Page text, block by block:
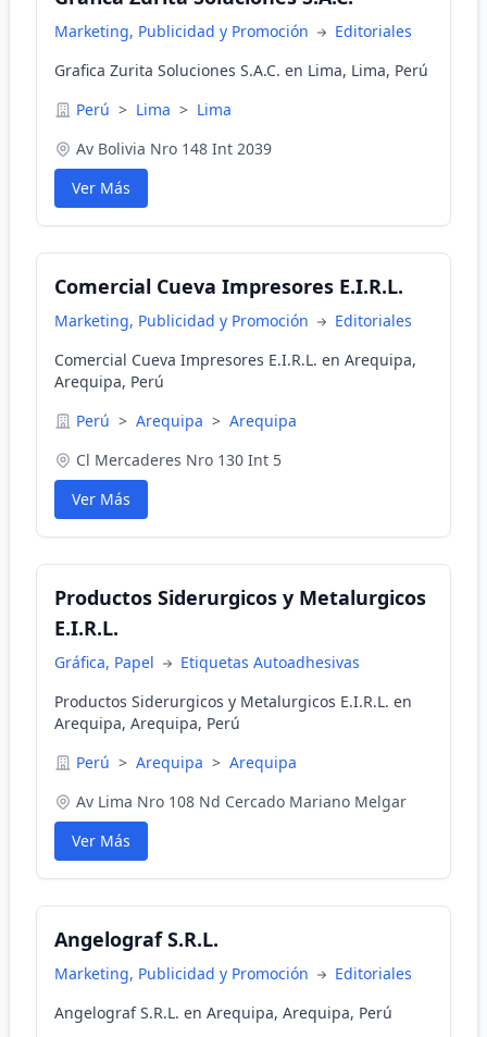
Marketing, Publicidad y Promoción
Editoriales
Grafica Zurita Soluciones S.A.C. en Lima, Lima, Perú
Perú > Lima > Lima
Av Bolivia Nro 148 Int 2039
Ver Más
Comercial Cueva Impresores E.I.R.L.
Marketing, Publicidad y Promoción
Editoriales
Comercial Cueva Impresores E.I.R.L. en Arequipa,
Arequipa, Perú
Perú > Arequipa > Arequipa
Cl Mercaderes Nro 130 Int 5
Ver Más
Productos Siderurgicos y Metalurgicos
E.I.R.L.
Gráfica, Papel
Etiquetas Autoadhesivas
Productos Siderurgicos y Metalurgicos E.I.R.L. en
Arequipa, Arequipa, Perú
Perú > Arequipa > Arequipa
Av Lima Nro 108 Nd Cercado Mariano Melgar
Ver Más
Angelograf S.R.L.
Marketing, Publicidad y Promoción
Editoriales
Angelograf S.R.L. en Arequipa, Arequipa, Perú